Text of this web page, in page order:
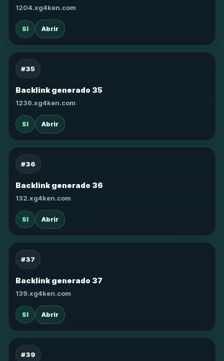
1204.xg4ken.com
SI Abrir
#35
Backlink generado 35
1236.xg4ken.com
SI Abrir
#36
Backlink generado 36
132.xg4ken.com
SI Abrir
#37
Backlink generado 37
139.xg4ken.com
SI Abrir
#39